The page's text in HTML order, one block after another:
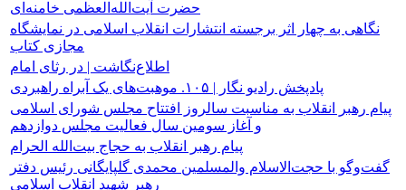
نگاهی به چهار اثر برجسته انتشارات انقلاب اسلامی در نمایشگاه
مجازی کتاب
اطلاع‌نگاشت | در رثای امام
پادپخش رادیو نگار | ۱۰۵. موهبت‌های یک آبراه راهبردی
پیام رهبر انقلاب به مناسبت سالروز افتتاح مجلس شورای اسلامی
و آغاز سومین سال فعالیت مجلس دوازدهم
پیام رهبر انقلاب به حجاج بیت‌الله الحرام
گفت‌وگو با حجت‌الاسلام والمسلمین محمدی گلپایگانی رئیس دفتر
رهبر شهید انقلاب اسلامی